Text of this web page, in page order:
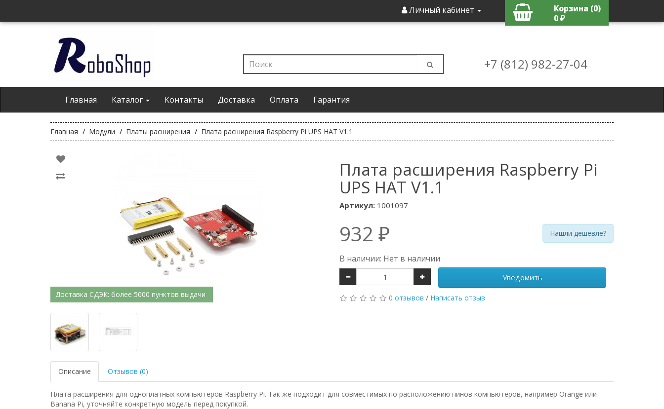
Личный кабинет
Корзина (0)
0 ₽
+7 (812) 982-27-04
Главная Каталог Контакты Доставка Оплата Гарантия
Главная Модули Платы расширения Плата расширения Raspberry Pi UPS HAT V1.1
Доставка СДЭК: более 5000 пунктов выдачи
Плата расширения Raspberry Pi
UPS HAT V1.1
Артикул: 1001097
932 ₽ Нашли дешевле?
В наличии: Нет в наличии
Уведомить
0 отзывов / Написать отзыв
Описание Отзывов (0)
Плата расширения для одноплатных компьютеров Raspberry Pi. Так же подходит для совместимых по расположению пинов компьютеров, например Orange или
Banana Pi, уточняйте конкретную модель перед покупкой.